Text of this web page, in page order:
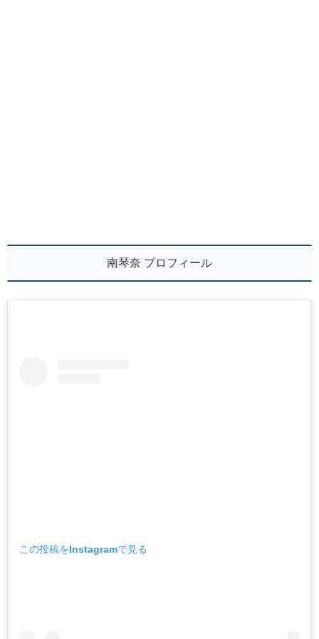
南琴奈 プロフィール
この投稿をInstagramで見る